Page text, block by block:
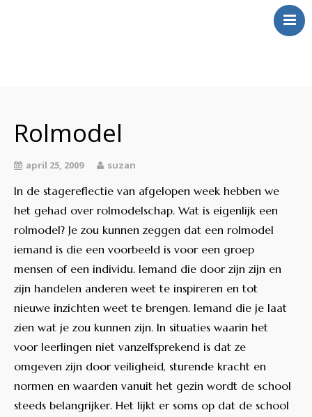
Swingt
Contact
Rolmodel
april 25, 2009 suzan
In de stagereflectie van afgelopen week hebben we
het gehad over rolmodelschap. Wat is eigenlijk een
rolmodel? Je zou kunnen zeggen dat een rolmodel
iemand is die een voorbeeld is voor een groep
mensen of een individu. Iemand die door zijn zijn en
zijn handelen anderen weet te inspireren en tot
nieuwe inzichten weet te brengen. Iemand die je laat
zien wat je zou kunnen zijn. In situaties waarin het
voor leerlingen niet vanzelfsprekend is dat ze
omgeven zijn door veiligheid, sturende kracht en
normen en waarden vanuit het gezin wordt de school
steeds belangrijker. Het lijkt er soms op dat de school